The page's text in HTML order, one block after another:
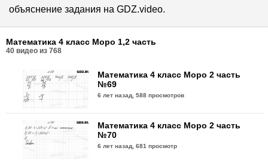
объяснение задания на GDZ.video.
Математика 4 класс Моро 1,2 часть
40 видео из 768
Математика 4 класс Моро 2 часть
№69
6 лет назад,588 просмотров
Математика 4 класс Моро 2 часть
№70
6 лет назад,681 просмотр